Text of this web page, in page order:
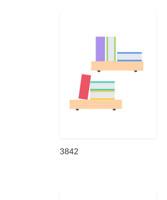
3842